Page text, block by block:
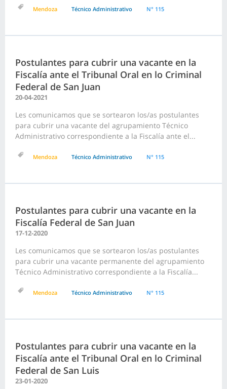
Mendoza Técnico Administrativo N° 115
Postulantes para cubrir una vacante en la
Fiscalía ante el Tribunal Oral en lo Criminal
Federal de San Juan
20-04-2021
Les comunicamos que se sortearon los/as postulantes
para cubrir una vacante del agrupamiento Técnico
Administrativo correspondiente a la Fiscalía ante el...
Mendoza Técnico Administrativo N° 115
Postulantes para cubrir una vacante en la
Fiscalía Federal de San Juan
17-12-2020
Les comunicamos que se sortearon los/as postulantes
para cubrir una vacante permanente del agrupamiento
Técnico Administrativo correspondiente a la Fiscalía...
Mendoza Técnico Administrativo N° 115
Postulantes para cubrir una vacante en la
Fiscalía ante el Tribunal Oral en lo Criminal
Federal de San Luis
23-01-2020